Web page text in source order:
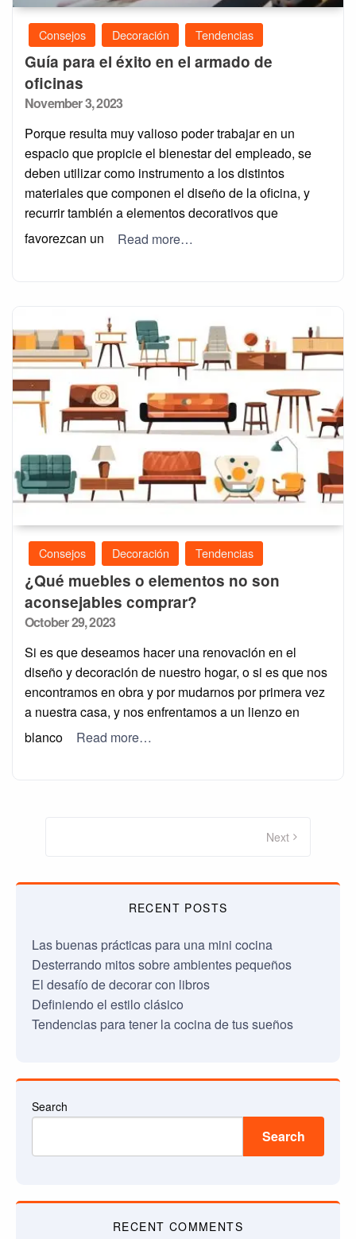
Consejos Decoración Tendencias
Guía para el éxito en el armado de
oficinas
Posted
November 3, 2023
Porque resulta muy valioso poder trabajar en un
espacio que propicie el bienestar del empleado, se
deben utilizar como instrumento a los distintos
materiales que componen el diseño de la oficina, y
recurrir también a elementos decorativos que
favorezcan un
Read more…
Consejos Decoración Tendencias
¿Qué muebles o elementos no son
aconsejables comprar?
Posted
October 29, 2023
Si es que deseamos hacer una renovación en el
diseño y decoración de nuestro hogar, o si es que nos
encontramos en obra y por mudarnos por primera vez
a nuestra casa, y nos enfrentamos a un lienzo en
blanco
Read more…
Next
RECENT POSTS
Las buenas prácticas para una mini cocina
Desterrando mitos sobre ambientes pequeños
El desafío de decorar con libros
Definiendo el estilo clásico
Tendencias para tener la cocina de tus sueños
Search
Search
RECENT COMMENTS